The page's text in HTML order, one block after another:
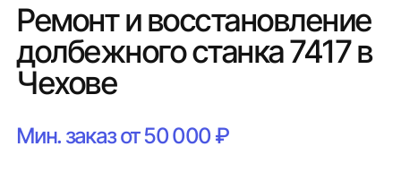
Ремонт и восстановление
долбежного станка 7417 в
Чехове
Мин. заказ от 50 000 ₽